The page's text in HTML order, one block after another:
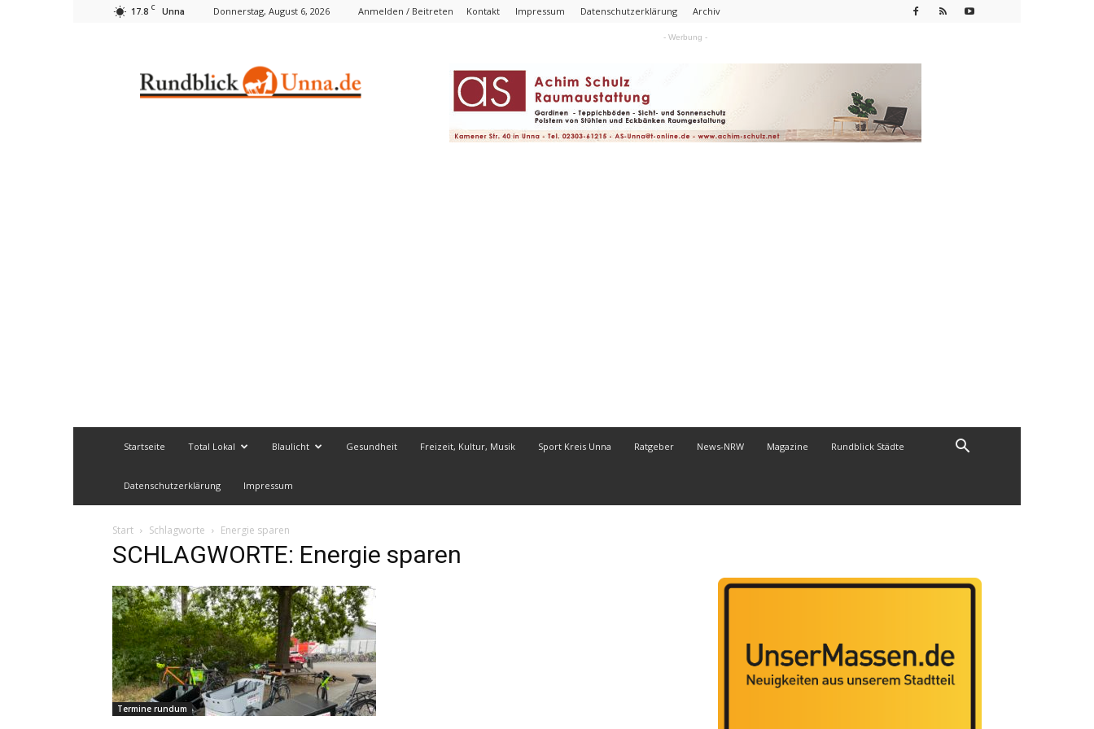
17.8 C Unna Donnerstag, August 6, 2026 Anmelden / Beitreten Kontakt Impressum Datenschutzerklärung Archiv
- Werbung -
Startseite Total Lokal Blaulicht Gesundheit Freizeit, Kultur, Musik Sport Kreis Unna Ratgeber News-NRW Magazine Rundblick Städte
Datenschutzerklärung Impressum
Start Schlagworte Energie sparen
SCHLAGWORTE: Energie sparen
Termine rundum